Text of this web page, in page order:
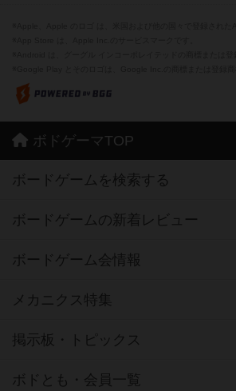
ボドゲーマTOP
ボードゲームを検索する
ボードゲームの新着レビュー
ボードゲーム会情報
メカニクス特集
掲示板・トピックス
ボドとも・会員一覧